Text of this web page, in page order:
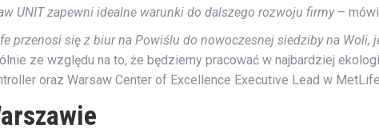
UNIT zapewni idealne warunki do dalszego rozwoju firmy – mówi
przenosi się z biur na Powiślu do nowoczesnej siedziby na
ze względu na to, że będziemy pracować w najbardziej
oraz Warsaw Center of Excellence Executive Lead w